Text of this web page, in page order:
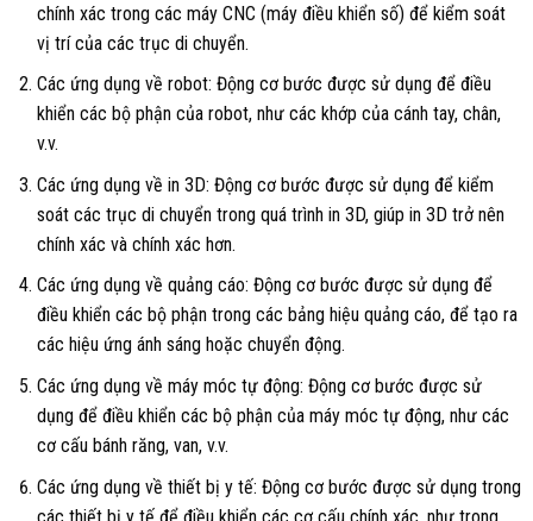
chính xác trong các máy CNC (máy điều khiển số) để kiểm soát
vị trí của các trục di chuyển.
Các ứng dụng về robot: Động cơ bước được sử dụng để điều
khiển các bộ phận của robot, như các khớp của cánh tay, chân,
v.v.
Các ứng dụng về in 3D: Động cơ bước được sử dụng để kiểm
soát các trục di chuyển trong quá trình in 3D, giúp in 3D trở nên
chính xác và chính xác hơn.
Các ứng dụng về quảng cáo: Động cơ bước được sử dụng để
điều khiển các bộ phận trong các bảng hiệu quảng cáo, để tạo ra
các hiệu ứng ánh sáng hoặc chuyển động.
Các ứng dụng về máy móc tự động: Động cơ bước được sử
dụng để điều khiển các bộ phận của máy móc tự động, như các
cơ cấu bánh răng, van, v.v.
Các ứng dụng về thiết bị y tế: Động cơ bước được sử dụng trong
các thiết bị y tế để điều khiển các cơ cấu chính xác, như trong